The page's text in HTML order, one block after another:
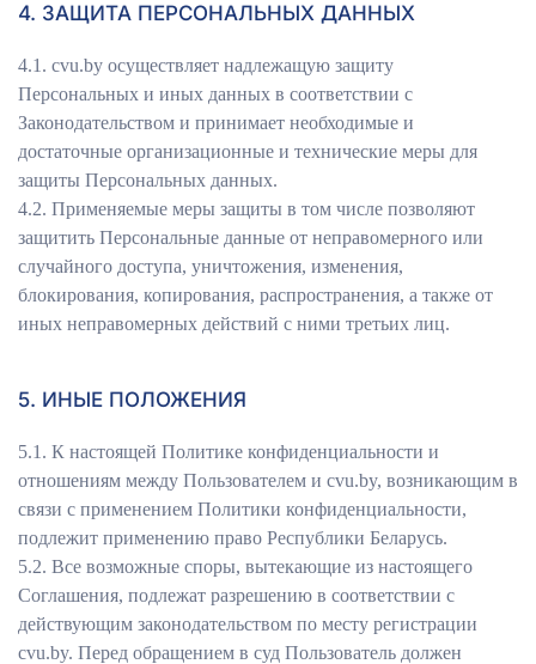
4. ЗАЩИТА ПЕРСОНАЛЬНЫХ ДАННЫХ
4.1. сvu.by осуществляет надлежащую защиту
Персональных и иных данных в соответствии с
Законодательством и принимает необходимые и
достаточные организационные и технические меры для
защиты Персональных данных.
4.2. Применяемые меры защиты в том числе позволяют
защитить Персональные данные от неправомерного или
случайного доступа, уничтожения, изменения,
блокирования, копирования, распространения, а также от
иных неправомерных действий с ними третьих лиц.
5. ИНЫЕ ПОЛОЖЕНИЯ
5.1. К настоящей Политике конфиденциальности и
отношениям между Пользователем и сvu.by, возникающим в
связи с применением Политики конфиденциальности,
подлежит применению право Республики Беларусь.
5.2. Все возможные споры, вытекающие из настоящего
Соглашения, подлежат разрешению в соответствии с
действующим законодательством по месту регистрации
сvu.by. Перед обращением в суд Пользователь должен